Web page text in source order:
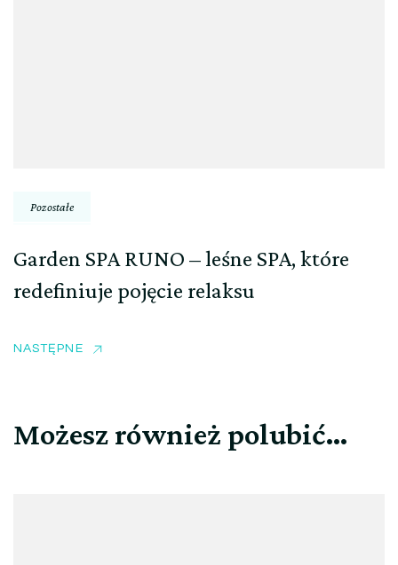
Pozostałe
Garden SPA RUNO – leśne SPA, które
redefiniuje pojęcie relaksu
NASTĘPNE
Możesz również polubić…